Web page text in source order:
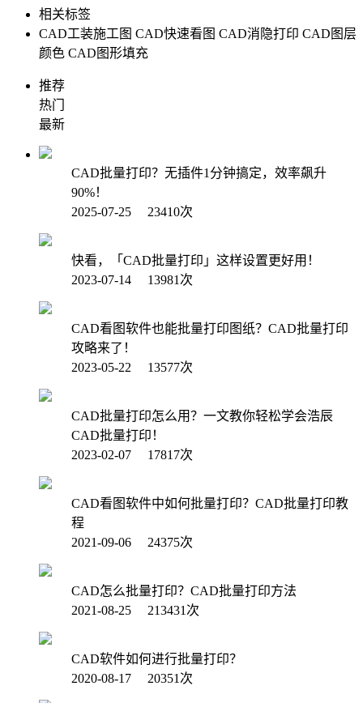
相关标签
CAD工装施工图 CAD快速看图 CAD消隐打印 CAD图层
颜色 CAD图形填充
推荐
热门
最新
CAD批量打印？无插件1分钟搞定，效率飙升
90%！
2025-07-25 23410次
快看，「CAD批量打印」这样设置更好用！
2023-07-14 13981次
CAD看图软件也能批量打印图纸？CAD批量打印
攻略来了！
2023-05-22 13577次
CAD批量打印怎么用？一文教你轻松学会浩辰
CAD批量打印！
2023-02-07 17817次
CAD看图软件中如何批量打印？CAD批量打印教
程
2021-09-06 24375次
CAD怎么批量打印？CAD批量打印方法
2021-08-25 213431次
CAD软件如何进行批量打印？
2020-08-17 20351次